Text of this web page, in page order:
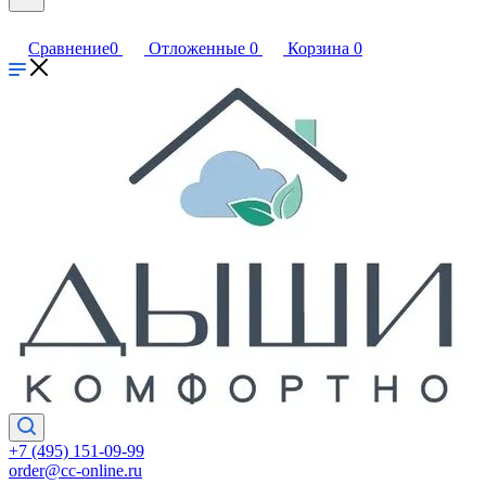
Сравнение0 Отложенные 0 Корзина 0
+7 (495) 151-09-99
order@cc-online.ru